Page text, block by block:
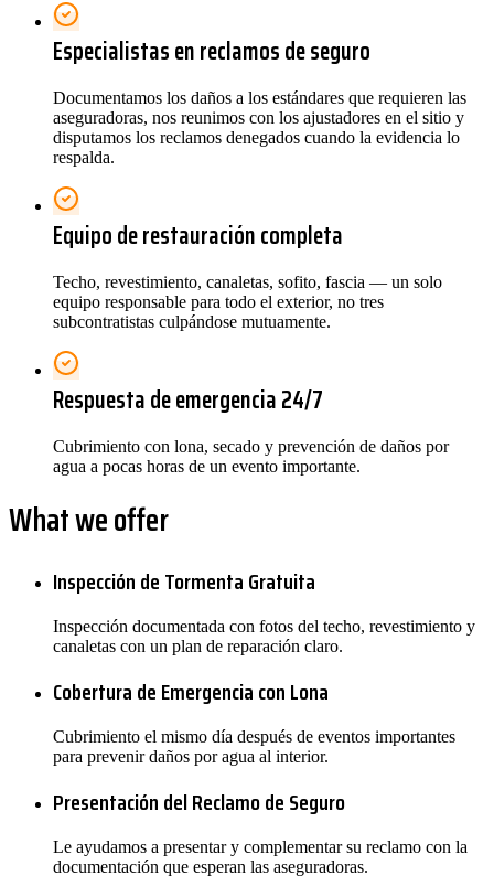
Especialistas en reclamos de seguro
Documentamos los daños a los estándares que requieren las
aseguradoras, nos reunimos con los ajustadores en el sitio y
disputamos los reclamos denegados cuando la evidencia lo
respalda.
Equipo de restauración completa
Techo, revestimiento, canaletas, sofito, fascia — un solo
equipo responsable para todo el exterior, no tres
subcontratistas culpándose mutuamente.
Respuesta de emergencia 24/7
Cubrimiento con lona, secado y prevención de daños por
agua a pocas horas de un evento importante.
What we offer
Inspección de Tormenta Gratuita
Inspección documentada con fotos del techo, revestimiento y
canaletas con un plan de reparación claro.
Cobertura de Emergencia con Lona
Cubrimiento el mismo día después de eventos importantes
para prevenir daños por agua al interior.
Presentación del Reclamo de Seguro
Le ayudamos a presentar y complementar su reclamo con la
documentación que esperan las aseguradoras.